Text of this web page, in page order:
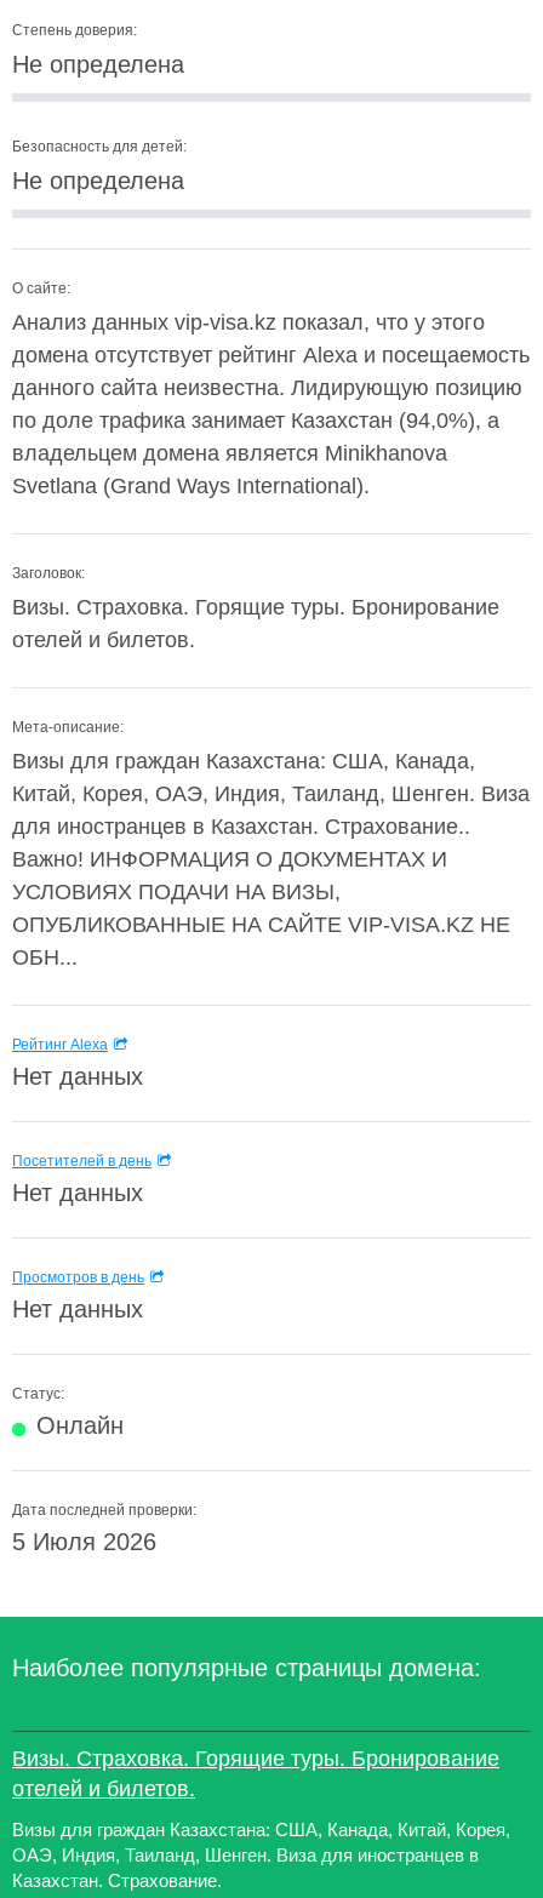
Степень доверия:
Не определена
Безопасность для детей:
Не определена
О сайте:
Анализ данных vip-visa.kz показал, что у этого
домена отсутствует рейтинг Alexa и посещаемость
данного сайта неизвестна. Лидирующую позицию
по доле трафика занимает Казахстан (94,0%), а
владельцем домена является Minikhanova
Svetlana (Grand Ways International).
Заголовок:
Визы. Страховка. Горящие туры. Бронирование
отелей и билетов.
Мета-описание:
Визы для граждан Казахстана: США, Канада,
Китай, Корея, ОАЭ, Индия, Таиланд, Шенген. Виза
для иностранцев в Казахстан. Страхование..
Важно! ИНФОРМАЦИЯ О ДОКУМЕНТАХ И
УСЛОВИЯХ ПОДАЧИ НА ВИЗЫ,
ОПУБЛИКОВАННЫЕ НА САЙТЕ VIP-VISA.KZ НЕ
ОБН...
Рейтинг Alexa
Нет данных
Посетителей в день
Нет данных
Просмотров в день
Нет данных
Статус:
Онлайн
Дата последней проверки:
5 Июля 2026
Наиболее популярные страницы домена:
Визы. Страховка. Горящие туры. Бронирование
отелей и билетов.
Визы для граждан Казахстана: США, Канада, Китай, Корея,
ОАЭ, Индия, Таиланд, Шенген. Виза для иностранцев в
Казахстан. Страхование.